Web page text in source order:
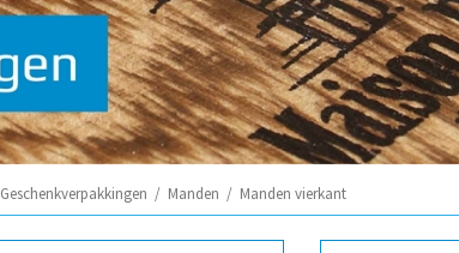
Geschenkverpakkingen / Manden / Manden vierkant